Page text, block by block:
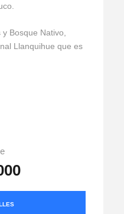
Bosque Nativo,
Llanquihue que es